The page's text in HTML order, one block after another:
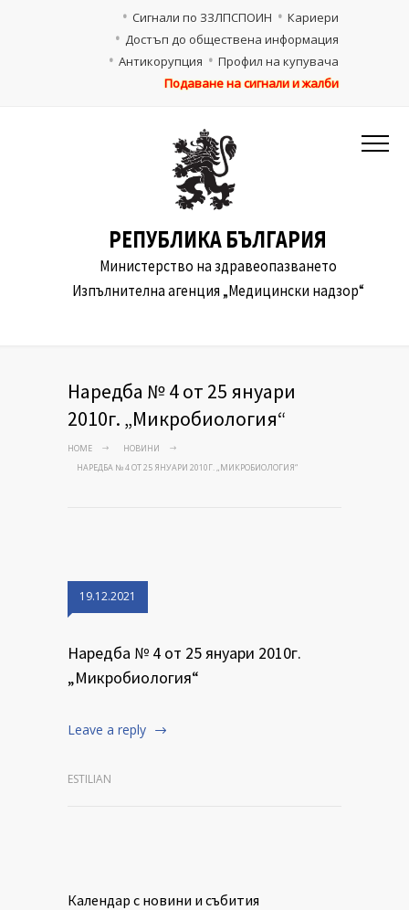
Кариери
Сигнали по ЗЗЛПСПОИН
Достъп до обществена информация
Профил на купувача
Антикорупция
Подаване на сигнали и жалби
РЕПУБЛИКА БЪЛГАРИЯ
Министерство на здравеопазването
Изпълнителна агенция „Медицински надзор“
Наредба № 4 от 25 януари
2010г. „Микробиология“
HOME
НОВИНИ
НАРЕДБА № 4 ОТ 25 ЯНУАРИ 2010Г. „МИКРОБИОЛОГИЯ“
19.12.2021
Наредба № 4 от 25 януари 2010г.
„Микробиология“
Leave a reply
ESTILIAN
Календар с новини и събития